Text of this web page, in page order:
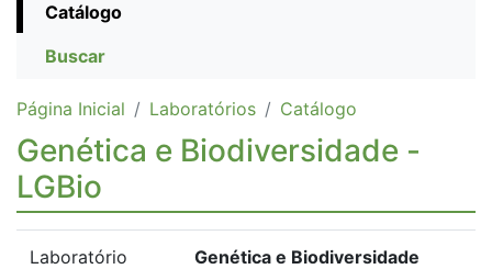
Catálogo
Buscar
Página Inicial Laboratórios Catálogo
Genética e Biodiversidade -
LGBio
Laboratório Genética e Biodiversidade